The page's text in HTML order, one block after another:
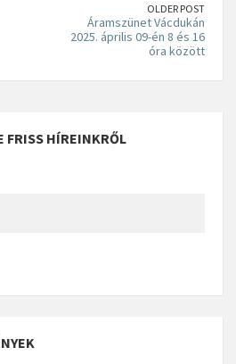
OLDER POST
Áramszünet Vácdukán
2025. április 09-én 8 és 16
óra között
FRISS HÍREINKRŐL